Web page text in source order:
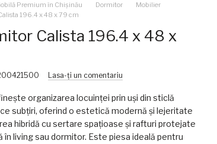
Premium în Chișinău Dormitor
Mobilier
196.4 x 48 x 79 cm
Calista 196.4 x 48 x
Lasa-ți un comentariu
organizarea locuinței prin uși din sticlă
subțiri, oferind o estetică modernă și lejeritate
hibridă cu sertare spațioase și rafturi protejate
living sau dormitor. Este piesa ideală pentru